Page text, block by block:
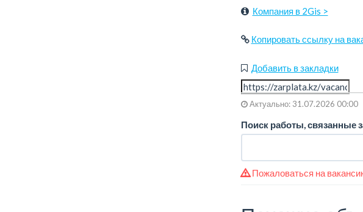
Компания в 2Gis >
Копировать ссылку на
Добавить в закладки
Актуально: 31.07.2026 00:00
Поиск работы, связанные
Пожаловаться на